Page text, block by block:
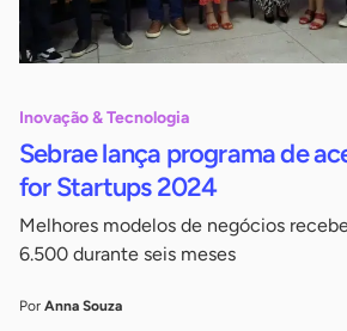
Inovação & Tecnologia
Sebrae lança programa de
for Startups 2024
Melhores modelos de negócios
6.500 durante seis meses
Por Anna Souza